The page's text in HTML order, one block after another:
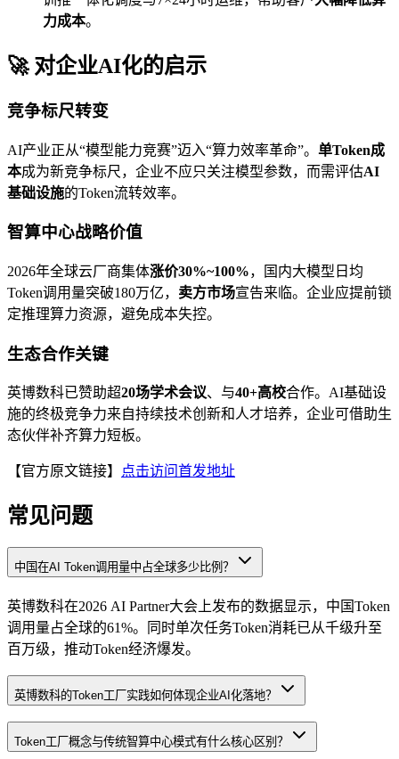
力成本。
🚀 对企业AI化的启示
竞争标尺转变
AI产业正从“模型能力竞赛”迈入“算力效率革命”。 单Token成
本成为新竞争标尺，企业不应只关注模型参数，而需评估AI
基础设施的Token流转效率。
智算中心战略价值
2026年全球云厂商集体涨价30%~100%，国内大模型日均
Token调用量突破180万亿， 卖方市场宣告来临。企业应提前锁
定推理算力资源，避免成本失控。
生态合作关键
英博数科已赞助超20场学术会议、与40+高校合作。AI基础设
施的终极竞争力来自持续技术创新和人才培养，企业可借助生
态伙伴补齐算力短板。
【官方原文链接】 点击访问首发地址
常见问题
中国在AI Token调用量中占全球多少比例？
英博数科在2026 AI Partner大会上发布的数据显示，中国Token
调用量占全球的61%。同时单次任务Token消耗已从千级升至
百万级，推动Token经济爆发。
英博数科的Token工厂实践如何体现企业AI化落地？
Token工厂概念与传统智算中心模式有什么核心区别？